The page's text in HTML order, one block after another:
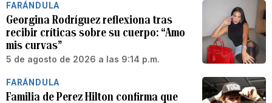
FARÁNDULA
Georgina Rodríguez reflexiona tras
recibir críticas sobre su cuerpo: “Amo
mis curvas”
5 de agosto de 2026 a las 9:14 p.m.
FARÁNDULA
Familia de Perez Hilton confirma que